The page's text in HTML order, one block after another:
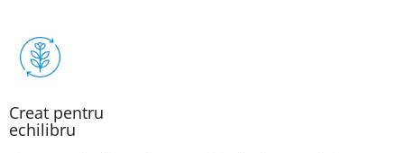
Creat pentru
echilibru